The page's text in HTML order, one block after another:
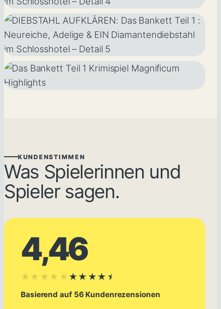
KUNDENSTIMMEN
Was Spielerinnen und
Spieler sagen.
4,46
★★★★★ ★★★★★
Basierend auf 56 Kundenrezensionen